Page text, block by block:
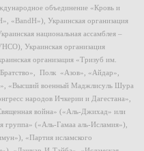
объединение «Кровь и
«BandH»), Украинская организация
национальная ассамблея –
Украинская организация
организация «Тризуб им.
Полк «Азов», «Айдар»,
«Высший военный Маджлисуль Шура
народов Ичкерии и Дагестана»,
война» («Аль-Джихад» или
группа» («Аль-Гамаа аль-Исламия»),
«Партия исламского